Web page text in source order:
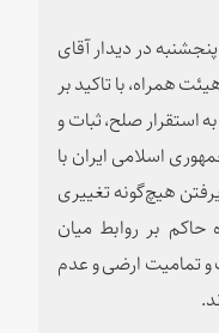
در دیدار آقای
همراه، با تاکید بر
استقرار صلح، ثبات و
اسلامی ایران با
هیچ‌گونه تغییری
حاکم بر روابط میان
و تمامیت ارضی و عدم